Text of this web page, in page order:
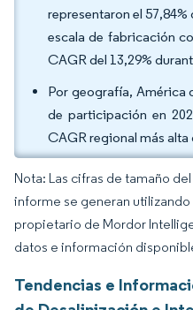
representaron el 57,84%
escala de fabricación
CAGR del 13,29%
Por geografía, América
de participación en
CAGR regional más alta
Nota: Las cifras de tamaño
informe se generan
propietario de Mordor
datos e información
Tendencias e